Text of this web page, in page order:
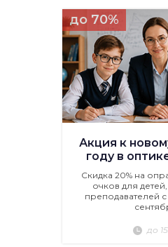
до 70%
Акция к
году в
Скидка 20% на
очков для
преподавателей с
до